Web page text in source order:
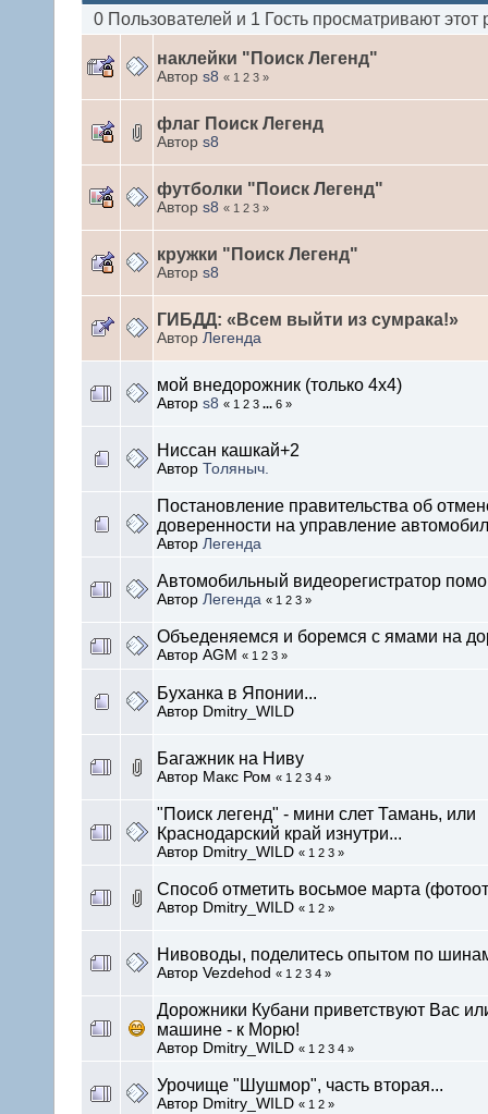
0 Пользователей и 1 Гость просматривают этот
наклейки "Поиск Легенд"
Автор s8 « 1 2 3 »
флаг Поиск Легенд
Автор s8
футболки "Поиск Легенд"
Автор s8 « 1 2 3 »
кружки "Поиск Легенд"
Автор s8
ГИБДД: «Всем выйти из сумрака!»
Автор Легенда
мой внедорожник (только 4х4)
Автор s8 « 1 2 3 ... 6 »
Ниссан кашкай+2
Автор Толяныч.
Постановление правительства об
доверенности на управление
Автор Легенда
Автомобильный видеорегистратор
Автор Легенда « 1 2 3 »
Объеденяемся и боремся с ямами на
Автор AGM « 1 2 3 »
Буханка в Японии...
Автор Dmitry_WILD
Багажник на Ниву
Автор Макс Ром « 1 2 3 4 »
"Поиск легенд" - мини слет Тамань, или
Краснодарский край изнутри...
Автор Dmitry_WILD « 1 2 3 »
Способ отметить восьмое марта
Автор Dmitry_WILD « 1 2 »
Нивоводы, поделитесь опытом по
Автор Vezdehod « 1 2 3 4 »
Дорожники Кубани приветствуют Вас
машине - к Морю!
Автор Dmitry_WILD « 1 2 3 4 »
Урочище "Шушмор", часть вторая...
Автор Dmitry_WILD « 1 2 »